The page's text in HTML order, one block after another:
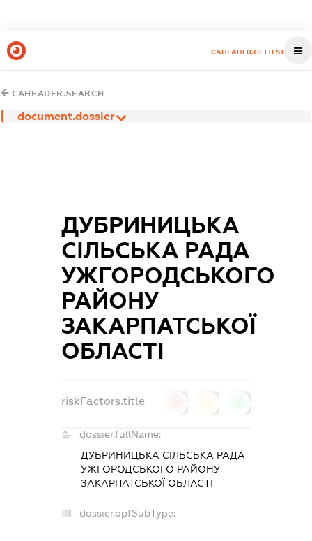
CAHEADER.GETTEST
CAHEADER.SEARCH
document.dossier
ДУБРИНИЦЬКА
СІЛЬСЬКА РАДА
УЖГОРОДСЬКОГО
РАЙОНУ
ЗАКАРПАТСЬКОЇ
ОБЛАСТІ
riskFactors.title
dossier.fullName:
ДУБРИНИЦЬКА СІЛЬСЬКА РАДА
УЖГОРОДСЬКОГО РАЙОНУ
ЗАКАРПАТСЬКОЇ ОБЛАСТІ
dossier.opfSubType:
-